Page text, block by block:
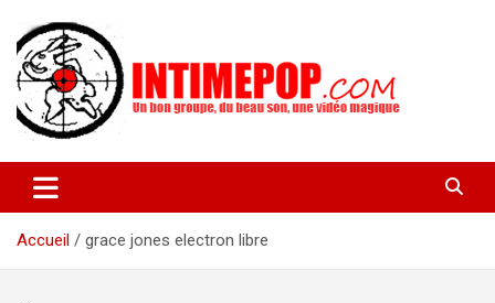
contenu
intimepop.com
actuelles pop rock, post-rock, indé sur Lyon. rock pop concert
lyon
Accueil
grace jones electron libre